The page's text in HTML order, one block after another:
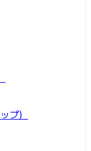
プ）